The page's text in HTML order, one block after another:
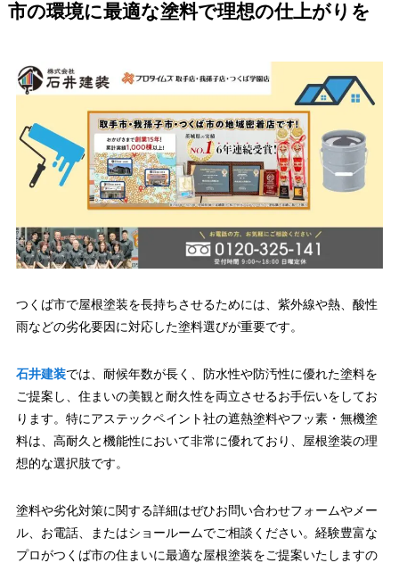
市の環境に最適な塗料で理想の仕上がりを
つくば市で屋根塗装を長持ちさせるためには、紫外線や熱、酸性
雨などの劣化要因に対応した塗料選びが重要です。
石井建装では、耐候年数が長く、防水性や防汚性に優れた塗料を
ご提案し、住まいの美観と耐久性を両立させるお手伝いをしてお
ります。特にアステックペイント社の遮熱塗料やフッ素・無機塗
料は、高耐久と機能性において非常に優れており、屋根塗装の理
想的な選択肢です。
塗料や劣化対策に関する詳細はぜひお問い合わせフォームやメー
ル、お電話、またはショールームでご相談ください。経験豊富な
プロがつくば市の住まいに最適な屋根塗装をご提案いたしますの